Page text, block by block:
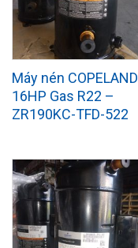
Máy nén COPELAND
16HP Gas R22 –
ZR190KC-TFD-522